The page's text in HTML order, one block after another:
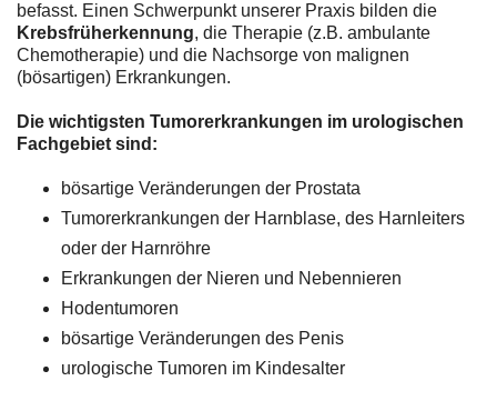
befasst. Einen Schwerpunkt unserer Praxis bilden die
Krebsfrüherkennung, die Therapie (z.B. ambulante
Chemotherapie) und die Nachsorge von malignen
(bösartigen) Erkrankungen.
Die wichtigsten Tumorerkrankungen im urologischen
Fachgebiet sind:
bösartige Veränderungen der Prostata
Tumorerkrankungen der Harnblase, des Harnleiters
oder der Harnröhre
Erkrankungen der Nieren und Nebennieren
Hodentumoren
bösartige Veränderungen des Penis
urologische Tumoren im Kindesalter